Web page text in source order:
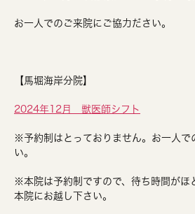
お一人でのご来院にご協力ださい。
【馬堀海岸分院】
2024年12月 獣医師シフト
※予約制はとっておりません。お一人で
い。
※本院は予約制ですので、待ち時間がほ
本院にお越し下さい。